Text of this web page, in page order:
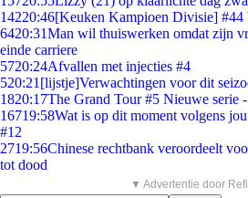
14220:46[Keuken Kampioen Divisie] #44
6420:31Man wil thuiswerken omdat zijn
einde carriere
5720:24Afvallen met injecties #4
520:21 [lijstje]Verwachtingen voor dit
1820:17The Grand Tour #5 Nieuwe serie
16719:58Wat is op dit moment volgens
#12
2719:56Chinese rechtbank veroordeelt
tot dood
▼ Advertentie door